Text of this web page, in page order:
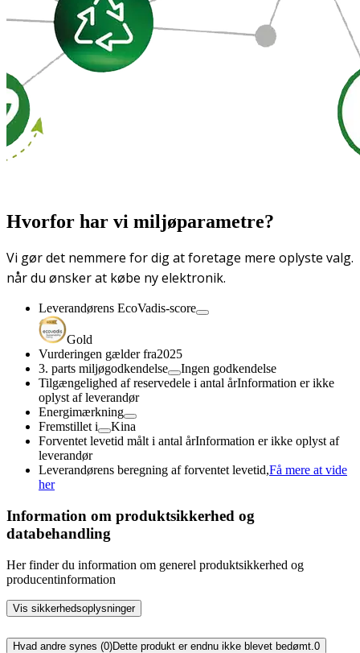
Hvorfor har vi miljøparametre?
Vi gør det nemmere for dig at foretage mere oplyste valg.
når du ønsker at købe ny elektronik.
Leverandørens EcoVadis-score
Gold
Vurderingen gælder fra2025
3. parts miljøgodkendelse
Ingen godkendelse
Tilgængelighed af reservedele i antal årInformation er ikke
oplyst af leverandør
Energimærkning
Fremstillet i
Kina
Forventet levetid målt i antal årInformation er ikke oplyst af
leverandør
Leverandørens beregning af forventet levetid,Få mere at vide
her
Information om produktsikkerhed og
databehandling
Her finder du information om generel produktsikkerhed og
producentinformation
Vis sikkerhedsoplysninger
Hvad andre synes (0)Dette produkt er endnu ikke blevet bedømt. 0